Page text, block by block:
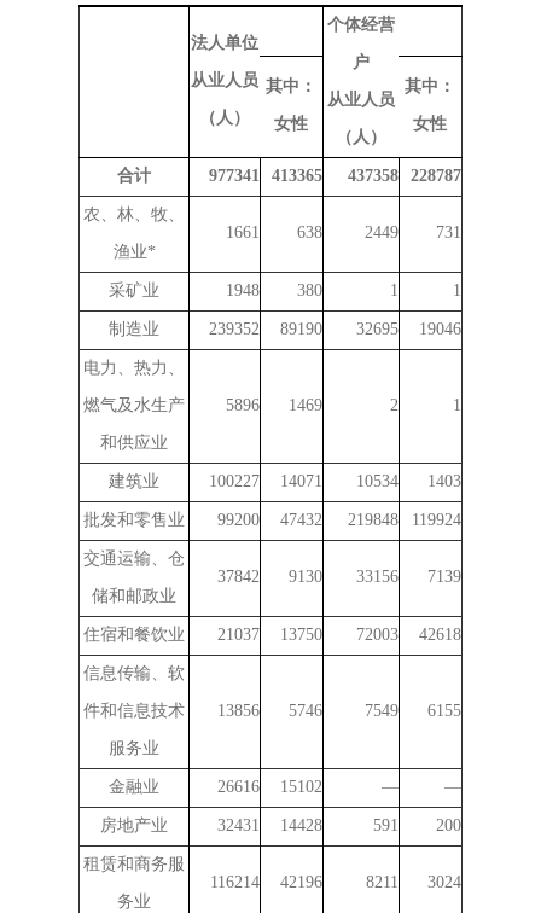
法人单位
从业人员
（人）
个体经营
户
从业人员
（人）
其中：
女性
其中：
女性
合计 977341 413365 437358 228787
农、林、牧、
渔业*
1661 638 2449 731
采矿业 1948 380 1 1
制造业 239352 89190 32695 19046
电力、热力、
燃气及水生产
和供应业
5896 1469 2 1
建筑业 100227 14071 10534 1403
批发和零售业 99200 47432 219848 119924
交通运输、仓
储和邮政业
37842 9130 33156 7139
住宿和餐饮业 21037 13750 72003 42618
信息传输、软
件和信息技术
服务业
13856 5746 7549 6155
金融业 26616 15102 — —
房地产业 32431 14428 591 200
租赁和商务服
务业
116214 42196 8211 3024